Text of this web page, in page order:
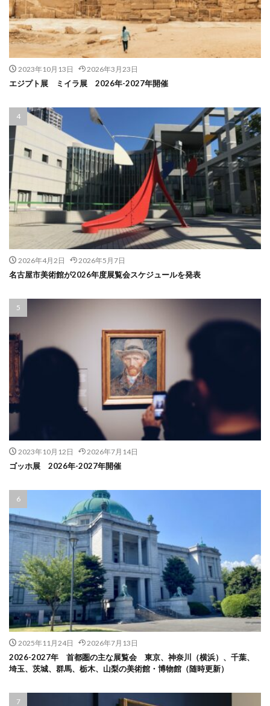
2023年10月13日 2026年3月23日
エジプト展 ミイラ展 2026年-2027年開催
2026年4月2日 2026年5月7日
名古屋市美術館が2026年度展覧会スケジュールを発表
2023年10月12日 2026年7月14日
ゴッホ展 2026年-2027年開催
2025年11月24日 2026年7月13日
2026-2027年 首都圏の主な展覧会 東京、神奈川（横浜）、千葉、
埼玉、茨城、群馬、栃木、山梨の美術館・博物館（随時更新）